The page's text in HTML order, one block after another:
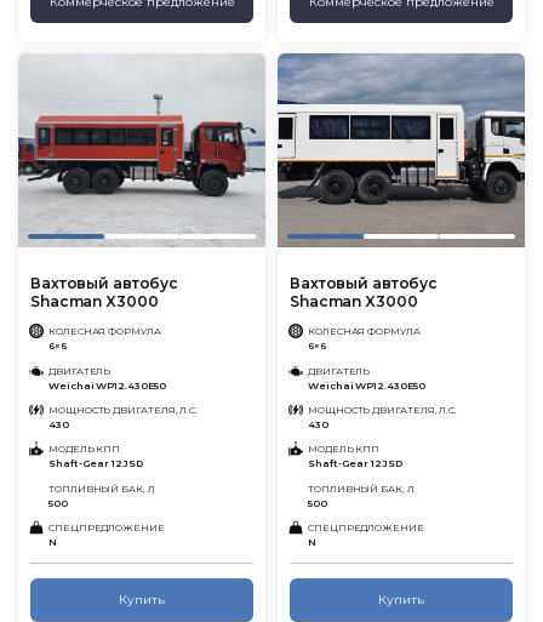
Вахтовый автобус
Shacman X3000
КОЛЕСНАЯ ФОРМУЛА
6×6
ДВИГАТЕЛЬ
Weichai WP12.430E50
МОЩНОСТЬ ДВИГАТЕЛЯ, Л.С.
430
МОДЕЛЬ КПП
Shaft-Gear 12JSD
ТОПЛИВНЫЙ БАК, Л
500
СПЕЦПРЕДЛОЖЕНИЕ
N
Купить
Вахтовый автобус
Shacman X3000
КОЛЕСНАЯ ФОРМУЛА
6×6
ДВИГАТЕЛЬ
Weichai WP12.430E50
МОЩНОСТЬ ДВИГАТЕЛЯ, Л.С.
430
МОДЕЛЬ КПП
Shaft-Gear 12JSD
ТОПЛИВНЫЙ БАК, Л
500
СПЕЦПРЕДЛОЖЕНИЕ
N
Купить